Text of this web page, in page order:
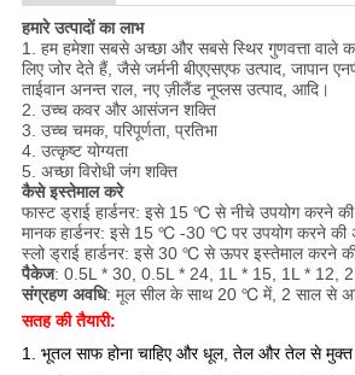
हमारे उत्पादों का लाभ
1. हम हमेशा सबसे अच्छा और सबसे स्थिर गुणवत्ता वाले
लिए जोर देते हैं, जैसे जर्मनी बीएएसएफ उत्पाद, जापान
ताईवान अनन्त राल, नए ज़ीलैंड नूप्लस उत्पाद, आदि।
2. उच्च कवर और आसंजन शक्ति
3. उच्च चमक, परिपूर्णता, प्रतिभा
4. उत्कृष्ट योग्यता
5. अच्छा विरोधी जंग शक्ति
कैसे इस्तेमाल करे
फास्ट ड्राई हार्डनर: इसे 15 ℃ से नीचे उपयोग करने की
मानक हार्डनर: इसे 15 ℃ -30 ℃ पर उपयोग करने की
स्लो ड्राई हार्डनर: इसे 30 ℃ से ऊपर इस्तेमाल करने की
पैकेज: 0.5L * 30, 0.5L * 24, 1L * 15, 1L * 12,
संग्रहण अवधि: मूल सील के साथ 20 ℃ में, 2 साल से
सतह की तैयारी:
1. भूतल साफ होना चाहिए और धूल, तेल और तेल से मुक्त